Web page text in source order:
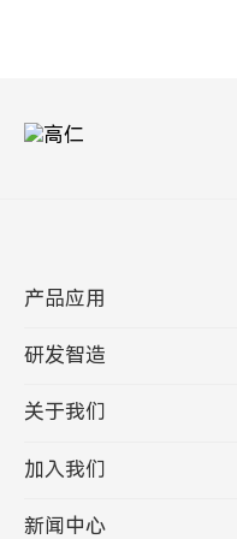
产品应用
研发智造
关于我们
加入我们
新闻中心